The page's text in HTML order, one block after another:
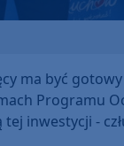
ma być
Programu
inwestycji -